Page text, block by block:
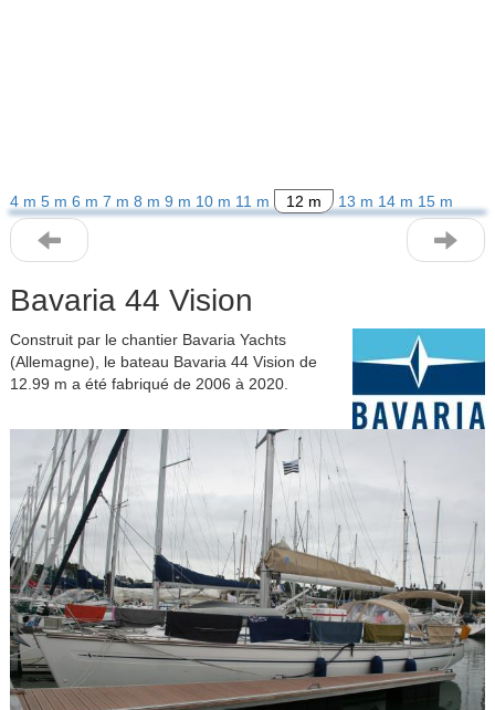
4 m 5 m 6 m 7 m 8 m 9 m 10 m 11 m 12 m 13 m 14 m 15 m
Bavaria 44 Vision
Construit par le chantier Bavaria Yachts
(Allemagne), le bateau Bavaria 44 Vision de
12.99 m a été fabriqué de 2006 à 2020.